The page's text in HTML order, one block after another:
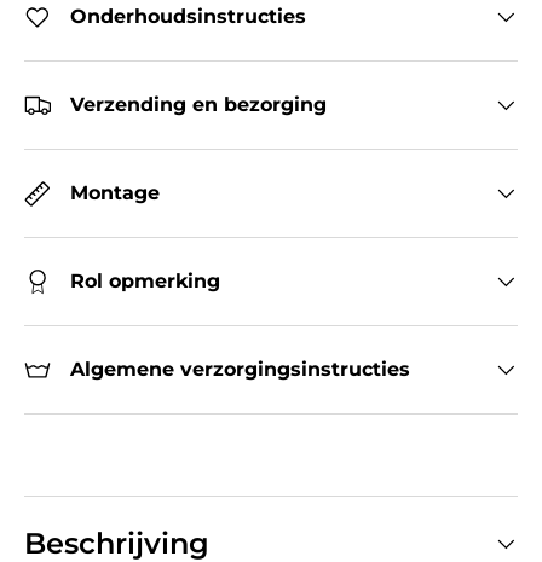
Onderhoudsinstructies
Verzending en bezorging
Montage
Rol opmerking
Algemene verzorgingsinstructies
Beschrijving